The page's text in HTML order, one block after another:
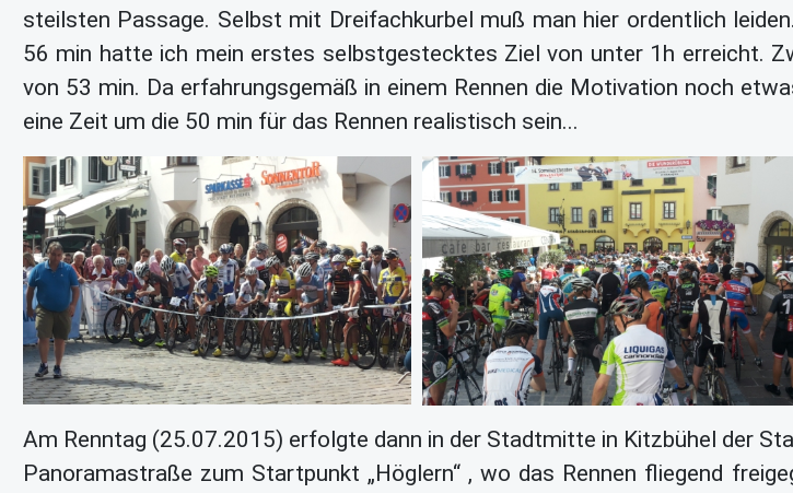
steilsten Passage. Selbst mit Dreifachkurbel muß man hier ordentlich
56 min hatte ich mein erstes selbstgestecktes Ziel von unter 1h erreicht.
von 53 min. Da erfahrungsgemäß in einem Rennen die Motivation noch
eine Zeit um die 50 min für das Rennen realistisch sein...
Am Renntag (25.07.2015) erfolgte dann in der Stadtmitte in Kitzbühel der
Panoramastraße zum Startpunkt „Höglern“ , wo das Rennen fliegend